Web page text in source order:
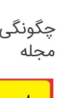
مجله